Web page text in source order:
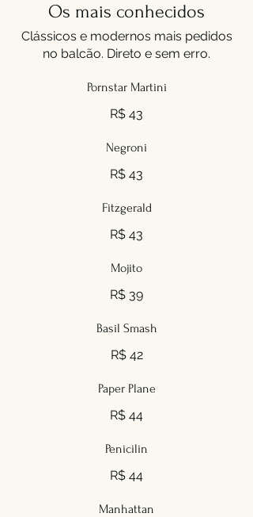
Os mais conhecidos
Clássicos e modernos mais pedidos
no balcão. Direto e sem erro.
Pornstar Martini
R$ 43
Negroni
R$ 43
Fitzgerald
R$ 43
Mojito
R$ 39
Basil Smash
R$ 42
Paper Plane
R$ 44
Penicilin
R$ 44
Manhattan